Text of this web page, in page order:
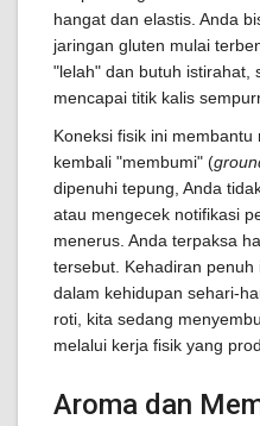
hangat dan elastis. Anda
jaringan gluten mulai
"lelah" dan butuh istirahat,
mencapai titik kalis
Koneksi fisik ini
kembali "membumi" (
dipenuhi tepung, Anda
atau mengecek notifikasi
menerus. Anda terpaksa
tersebut. Kehadiran
dalam kehidupan sehari-
roti, kita sedang
melalui kerja fisik yang
Aroma dan